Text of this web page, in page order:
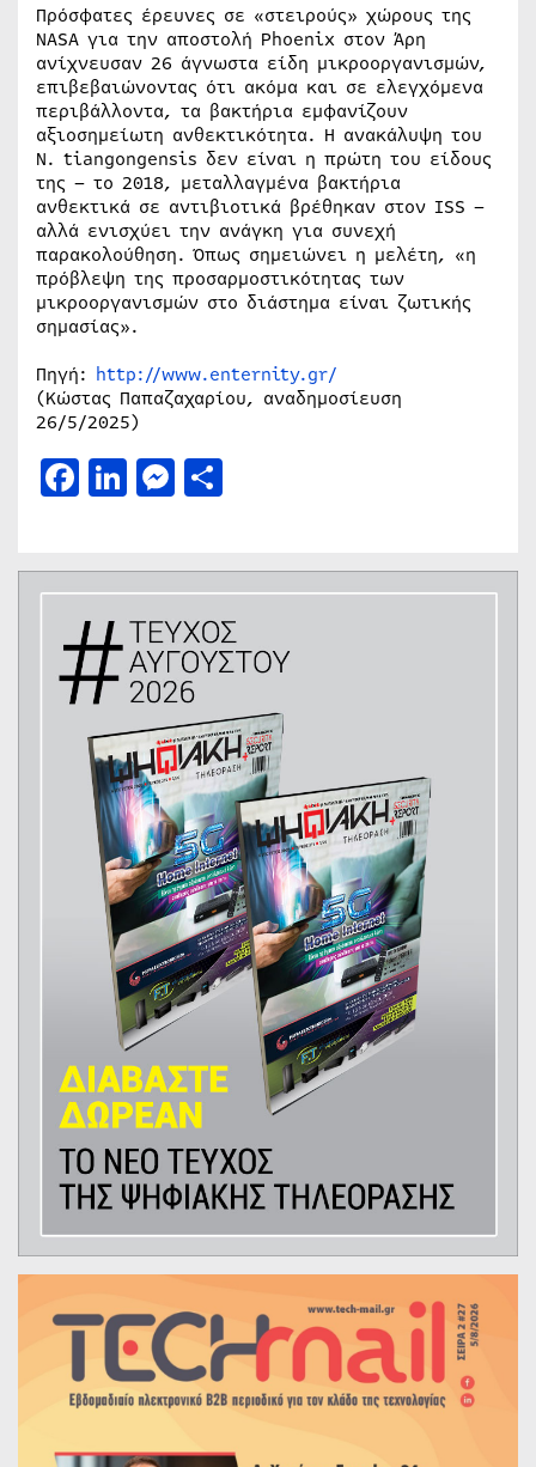
Πρόσφατες έρευνες σε «στειρούς» χώρους της
NASA για την αποστολή Phoenix στον Άρη
ανίχνευσαν 26 άγνωστα είδη μικροοργανισμών,
επιβεβαιώνοντας ότι ακόμα και σε ελεγχόμενα
περιβάλλοντα, τα βακτήρια εμφανίζουν
αξιοσημείωτη ανθεκτικότητα. Η ανακάλυψη του
N. tiangongensis δεν είναι η πρώτη του είδους
της – το 2018, μεταλλαγμένα βακτήρια
ανθεκτικά σε αντιβιοτικά βρέθηκαν στον ISS –
αλλά ενισχύει την ανάγκη για συνεχή
παρακολούθηση. Όπως σημειώνει η μελέτη, «η
πρόβλεψη της προσαρμοστικότητας των
μικροοργανισμών στο διάστημα είναι ζωτικής
σημασίας».
Πηγή: http://www.enternity.gr/
(Κώστας Παπαζαχαρίου, αναδημοσίευση
26/5/2025)
Facebook
LinkedIn
Messenger